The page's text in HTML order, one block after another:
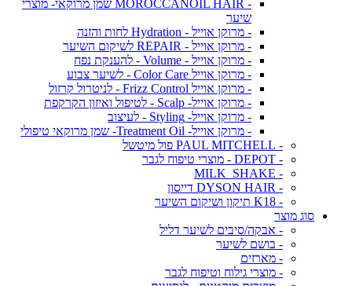
- MOROCCANOIL HAIR שמן מרוקאי- מוצרי
שיער
- מרוקן אוייל - Hydration לחות והזנה
- מרוקן אוייל - REPAIR לשיקום השיער
- מרוקן אוייל - Volume - להענקת נפח
- מרוקן אוייל Color Care - לשיער צבוע
- מרוקן אוייל Frizz Control - לניטרול קרזול
- מרוקן אוייל- Scalp - לטיפול ואיזון הקרקפת
- מרוקן אוייל- Styling - לעיצוב
- מרוקן אוייל- Treatment Oil- שמן מרוקאי טיפולי
- PAUL MITCHELL פול מיטשל
- DEPOT - מוצרי טיפוח לגבר
- MILK_SHAKE
- DYSON HAIR דייסון
- K18 תיקון ושיקום השיער
סוג מוצר
- אבקה/סיבים לשיער דליל
- בושם לשיער
- מארזים
- מוצרי גילוח וטיפוח לגבר